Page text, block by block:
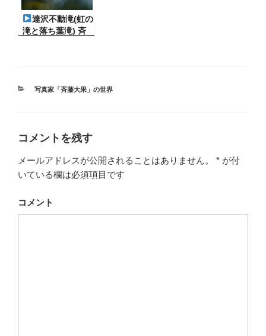
達沢不動滝(虹の
滝と落ち葉滝) 斉
カ
ー
写真家「斉藤大果」の世界
コメントを残す
メールアドレスが公開されることはありません。 * が付
いている欄は必須項目です
コメント